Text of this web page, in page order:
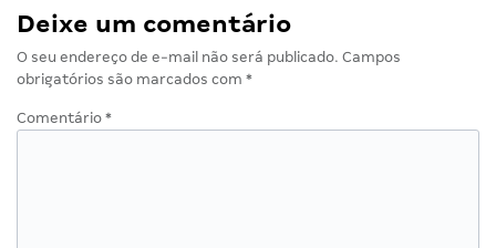
Deixe um comentário
O seu endereço de e-mail não será publicado. Campos
obrigatórios são marcados com *
Comentário *